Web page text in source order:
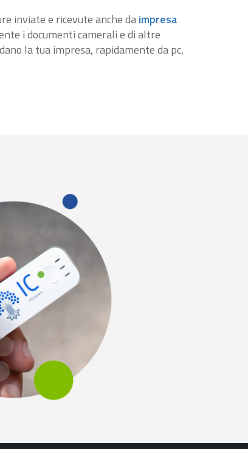
inviate e ricevute anche daimpresa
i documenti camerali e di altre
la tua impresa, rapidamente da pc,